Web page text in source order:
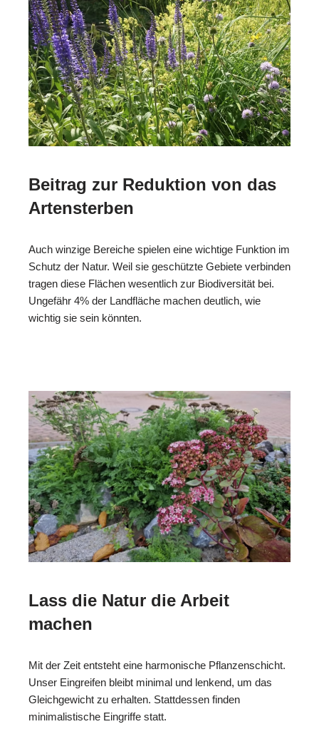
Beitrag zur Reduktion von das
Artensterben
Auch winzige Bereiche spielen eine wichtige Funktion im
Schutz der Natur. Weil sie geschützte Gebiete verbinden
tragen diese Flächen wesentlich zur Biodiversität bei.
Ungefähr 4% der Landfläche machen deutlich, wie
wichtig sie sein könnten.
Lass die Natur die Arbeit
machen
Mit der Zeit entsteht eine harmonische Pflanzenschicht.
Unser Eingreifen bleibt minimal und lenkend, um das
Gleichgewicht zu erhalten. Stattdessen finden
minimalistische Eingriffe statt.